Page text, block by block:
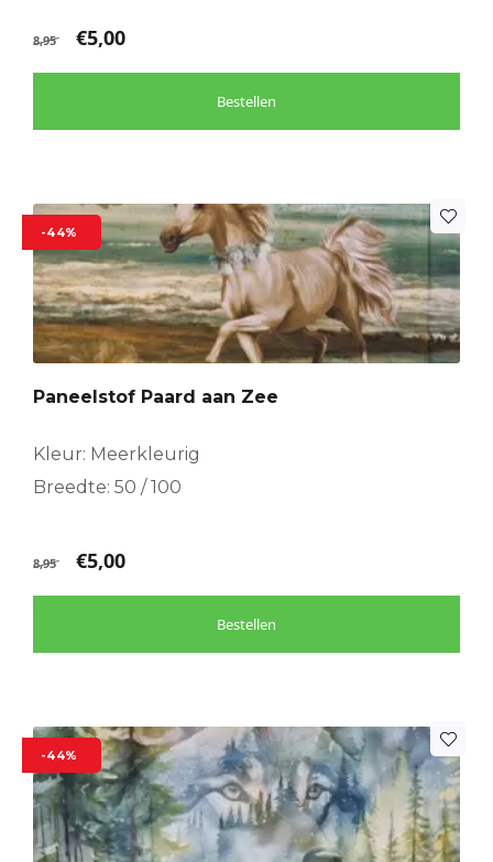
8,95 €5,00
Bestellen
-44%
Paneelstof Paard aan Zee
Kleur: Meerkleurig
Breedte: 50 / 100
8,95 €5,00
Bestellen
-44%